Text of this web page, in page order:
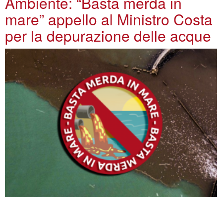
mare” appello al Ministro Costa
per la depurazione delle acque